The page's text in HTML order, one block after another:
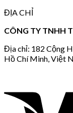
ĐỊA CHỈ
CÔNG TY TNHH
Địa chỉ: 182 Cộng
Hồ Chí Minh, Việt